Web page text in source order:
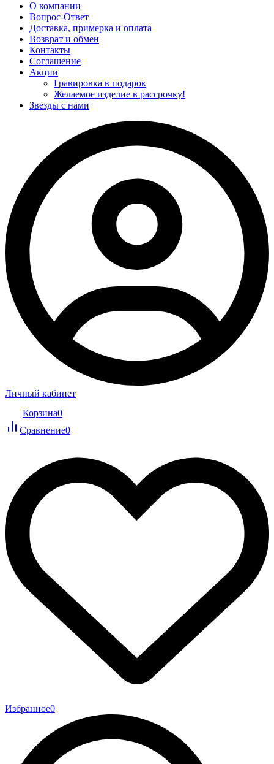
О компании
Вопрос-Ответ
Доставка, примерка и оплата
Возврат и обмен
Контакты
Соглашение
Акции
Гравировка в подарок
Желаемое изделие в рассрочку!
Звезды с нами
Личный кабинет
Корзина0
Сравнение0
Избранное0